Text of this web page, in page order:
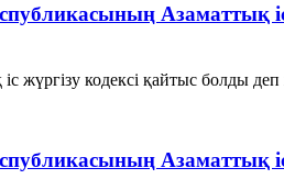
Азаматтық іс
жүргізу кодексі қайтыс болды
Азаматтық іс